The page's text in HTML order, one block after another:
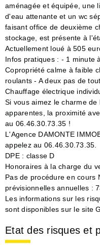
aménagée et équipée, une
d'eau attenante et un wc
faisant office de deuxième
stockage, est présente à
Actuellement loué à 505
Infos pratiques : - 1 minute
Copropriété calme à faible
roulants - A deux pas de
Chauffage électrique
Si vous aimez le charme
apparentes, la proximité
au 06.46.30.73.35 !
L'Agence DAMONTE
appelez au 06.46.30.73.35.
DPE : classe D
Honoraires à la charge du
Pas de procédure en cours
prévisionnelles annuelles :
Les informations sur les
sont disponibles sur le site
Etat des risques et